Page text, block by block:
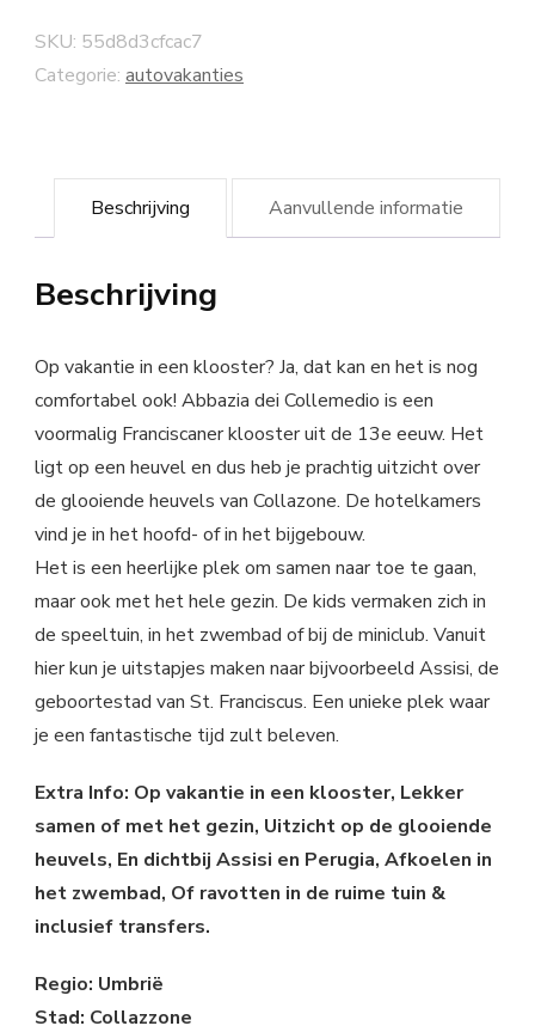
SKU: 55d8d3cfcac7
Categorie: autovakanties
Beschrijving Aanvullende informatie
Beschrijving
Op vakantie in een klooster? Ja, dat kan en het is nog
comfortabel ook! Abbazia dei Collemedio is een
voormalig Franciscaner klooster uit de 13e eeuw. Het
ligt op een heuvel en dus heb je prachtig uitzicht over
de glooiende heuvels van Collazone. De hotelkamers
vind je in het hoofd- of in het bijgebouw.
Het is een heerlijke plek om samen naar toe te gaan,
maar ook met het hele gezin. De kids vermaken zich in
de speeltuin, in het zwembad of bij de miniclub. Vanuit
hier kun je uitstapjes maken naar bijvoorbeeld Assisi, de
geboortestad van St. Franciscus. Een unieke plek waar
je een fantastische tijd zult beleven.
Extra Info: Op vakantie in een klooster, Lekker
samen of met het gezin, Uitzicht op de glooiende
heuvels, En dichtbij Assisi en Perugia, Afkoelen in
het zwembad, Of ravotten in de ruime tuin &
inclusief transfers.
Regio: Umbrië
Stad: Collazzone